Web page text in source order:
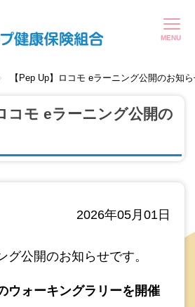
【Pep Up】ロコモ eラーニング公開のお知
コモ eラーニング公開の
2026年05月01日
グ公開のお知らせです。
ウォーキングラリーを開催